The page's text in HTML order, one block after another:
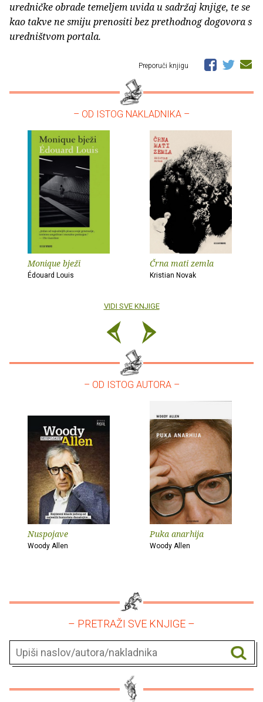
uredničke obrade temeljem uvida u sadržaj knjige, te se
kao takve ne smiju prenositi bez prethodnog dogovora s
uredništvom portala.
Preporuči knjigu
– OD ISTOG NAKLADNIKA –
Monique bježi
Édouard Louis
Črna mati zemla
Kristian Novak
VIDI SVE KNJIGE
– OD ISTOG AUTORA –
Nuspojave
Woody Allen
Puka anarhija
Woody Allen
– PRETRAŽI SVE KNJIGE –